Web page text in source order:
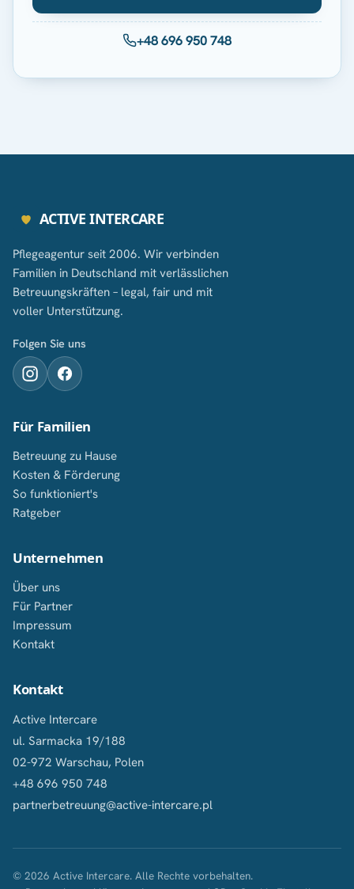
+48 696 950 748
ACTIVE INTERCARE
Pflegeagentur seit 2006. Wir verbinden
Familien in Deutschland mit verlässlichen
Betreuungskräften – legal, fair und mit
voller Unterstützung.
Folgen Sie uns
Für Familien
Betreuung zu Hause
Kosten & Förderung
So funktioniert's
Ratgeber
Unternehmen
Über uns
Für Partner
Impressum
Kontakt
Kontakt
Active Intercare
ul. Sarmacka 19/188
02-972 Warschau, Polen
+48 696 950 748
partnerbetreuung@active-intercare.pl
© 2026 Active Intercare. Alle Rechte vorbehalten.